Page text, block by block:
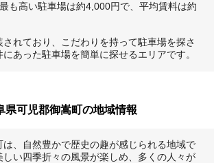
も高い駐車場は約4,000円で、平均賃料は約
れており、こだわりを持って駐車場を探さ
あった駐車場を簡単に探せるエリアです。
県可児郡御嵩町の地域情報
、自然豊かで歴史の趣が感じられる地域で
い四季折々の風景が楽しめ、多くの人々が